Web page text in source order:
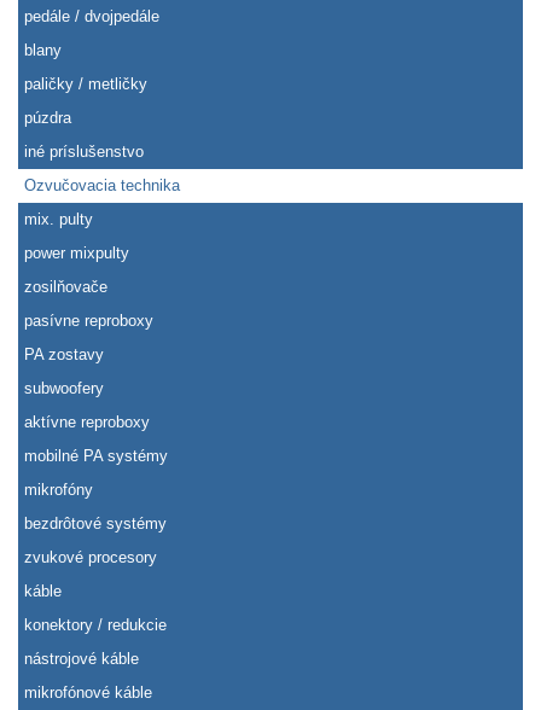
pedále / dvojpedále
blany
paličky / metličky
púzdra
iné príslušenstvo
Ozvučovacia technika
mix. pulty
power mixpulty
zosilňovače
pasívne reproboxy
PA zostavy
subwoofery
aktívne reproboxy
mobilné PA systémy
mikrofóny
bezdrôtové systémy
zvukové procesory
káble
konektory / redukcie
nástrojové káble
mikrofónové káble